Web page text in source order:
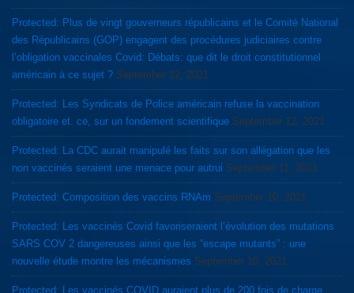
Protected: Plus de vingt gouverneurs républicains et le Comité National
des Républicains (GOP) engagent des procédures judiciaires contre
l’obligation vaccinales Covid: Débats: que dit le droit constitutionnel
américain à ce sujet ? September 12, 2021
Protected: Les Syndicats de Police américain refuse la vaccination
obligatoire et. ce, sur un fondement scientifique September 12, 2021
Protected: La CDC aurait manipulé les faits sur son allégation que les
non vaccinés seraient une menace pour autrui September 11, 2021
Protected: Composition des vaccins RNAm September 10, 2021
Protected: Les vaccinés Covid favoriseraient l’évolution des mutations
SARS COV 2 dangereuses ainsi que les “escape mutants” : une
nouvelle étude montre les mécanismes September 10, 2021
Protected: Les vaccinés COVID auraient plus de 200 fois de charge